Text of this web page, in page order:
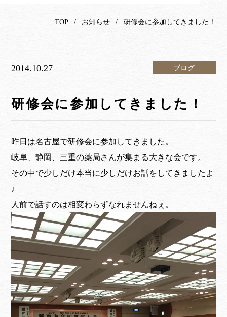
TOP お知らせ 研修会に参加してきました！
2014.10.27 ブログ
研修会に参加してきました！
昨日は名古屋で研修会に参加してきました。
岐阜、静岡、三重の薬局さんが集まる大きな会です。
その中で少しだけ本当に少しだけお話をしてきましたよ
♩
人前で話すのは相変わらずなれませんねぇ。